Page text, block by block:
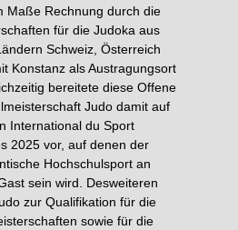
Maße Rechnung durch die
für die Judoka aus
Schweiz, Österreich
Konstanz als Austragungsort
bereitete diese Offene
Judo damit auf
International du Sport
2025 vor, auf denen der
Hochschulsport an
sein wird. Desweiteren
zur Qualifikation für die
sowie für die